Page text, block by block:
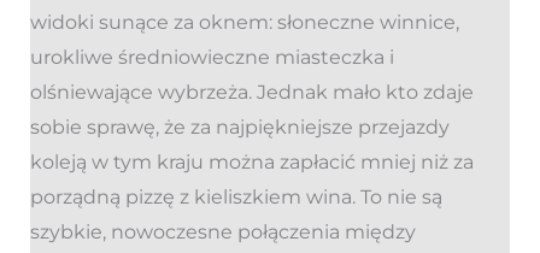
widoki sunące za oknem: słoneczne winnice,
urokliwe średniowieczne miasteczka i
olśniewające wybrzeża. Jednak mało kto zdaje
sobie sprawę, że za najpiękniejsze przejazdy
koleją w tym kraju można zapłacić mniej niż za
porządną pizzę z kieliszkiem wina. To nie są
szybkie, nowoczesne połączenia między